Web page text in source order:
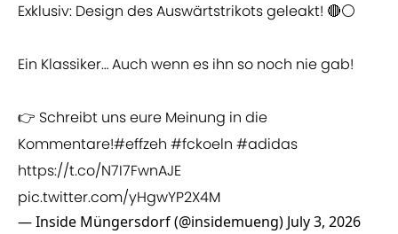
Exklusiv: Design des Auswärtstrikots geleakt! 🔴⚪️
Ein Klassiker… Auch wenn es ihn so noch nie gab!
👉 Schreibt uns eure Meinung in die
Kommentare!#effzeh #fckoeln #adidas
https://t.co/N7I7FwnAJE
pic.twitter.com/yHgwYP2X4M
— Inside Müngersdorf (@insidemueng) July 3, 2026